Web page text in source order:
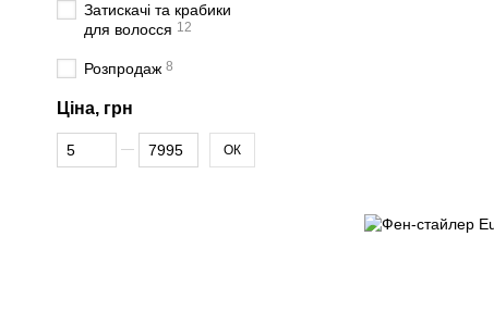
Затискачі та крабики
для волосся 12
Розпродаж 8
Ціна, грн
Від Ціна, грн
До Ціна, грн ОК